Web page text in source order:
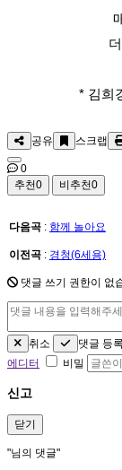
* 김희
공유 스크랩
0
추천0 비추천0
다음곡 : 함께 놀아요
이전곡 : 경청(6세용)
댓글 쓰기 권한이 없
취소
댓글 등록
에디터
비밀
신고
닫기
"님의 댓글"